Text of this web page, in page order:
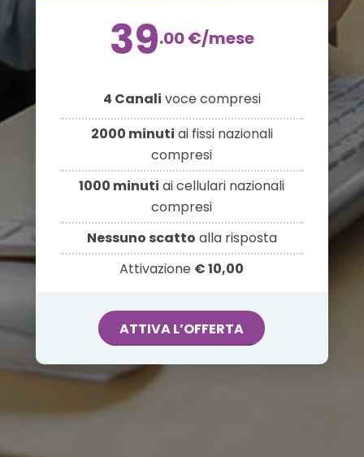
39.00€/mese
4 Canali voce compresi
2000 minuti ai fissi nazionali
compresi
1000 minuti ai cellulari nazionali
compresi
Nessuno scatto alla risposta
Attivazione € 10,00
ATTIVA L’OFFERTA